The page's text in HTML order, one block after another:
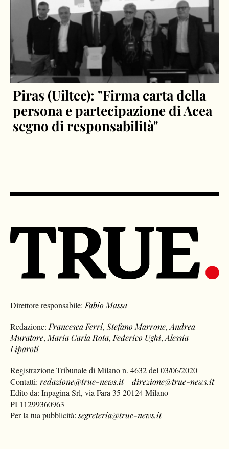
Piras (Uiltec): "Firma carta della
persona e partecipazione di Acea
segno di responsabilità"
Direttore responsabile: Fabio Massa
Redazione: Francesca Ferri,Stefano Marrone,Andrea
Muratore, Maria Carla Rota, Federico Ughi,Alessia
Liparoti
Registrazione Tribunale di Milano n. 4632 del 03/06/2020
Contatti:redazione@true-news.it–direzione@true-news.it
Edito da: Inpagina Srl, via Fara 35 20124 Milano
PI 11299360963
Per la tua pubblicità:segreteria@true-news.it